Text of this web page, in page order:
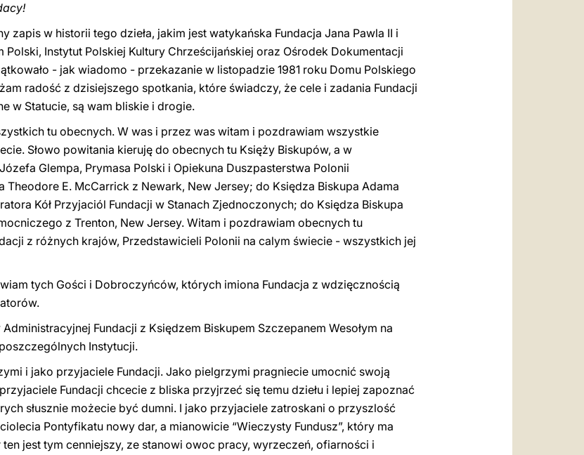
zapis w historii tego dzieła, jakim jest watykańska Fundacja Jana Pawla II i
Instytut Polskiej Kultury Chrześcijańskiej oraz Ośrodek Dokumentacji
- jak wiadomo - przekazanie w listopadzie 1981 roku Domu Polskiego
radość z dzisiejszego spotkania, które świadczy, że cele i zadania Fundacji
w Statucie, są wam bliskie i drogie.
tu obecnych. W was i przez was witam i pozdrawiam wszystkie
Słowo powitania kieruję do obecnych tu Księży Biskupów, a w
Glempa, Prymasa Polski i Opiekuna Duszpasterstwa Polonii
E. McCarrick z Newark, New Jersey; do Księdza Biskupa Adama
Kół Przyjaciól Fundacji w Stanach Zjednoczonych; do Księdza Biskupa
z Trenton, New Jersey. Witam i pozdrawiam obecnych tu
z różnych krajów, Przedstawicieli Polonii na calym świecie - wszystkich jej
tych Gości i Dobroczyńców, których imiona Fundacja z wdzięcznością
Fundacji z Księdzem Biskupem Szczepanem Wesołym na
Instytucji.
i jako przyjaciele Fundacji. Jako pielgrzymi pragniecie umocnić swoją
Fundacji chcecie z bliska przyjrzeć się temu dziełu i lepiej zapoznać
słusznie możecie być dumni. I jako przyjaciele zatroskani o przyszlość
Pontyfikatu nowy dar, a mianowicie “Wieczysty Fundusz”, który ma
jest tym cenniejszy, ze stanowi owoc pracy, wyrzeczeń, ofiarności i